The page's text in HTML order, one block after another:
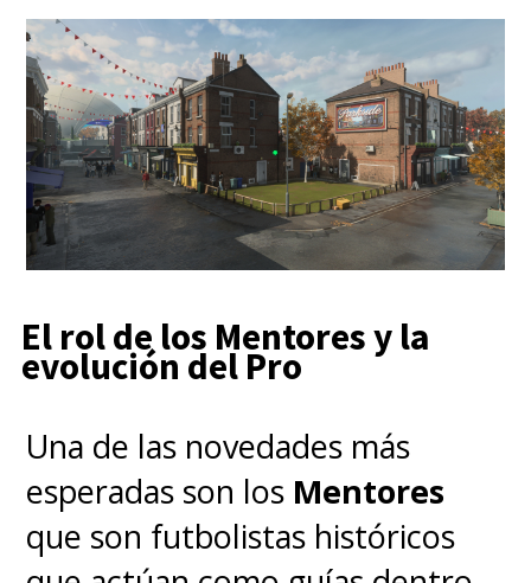
El rol de los Mentores y la
evolución del Pro
Una de las novedades más
esperadas son los Mentores
que son futbolistas históricos